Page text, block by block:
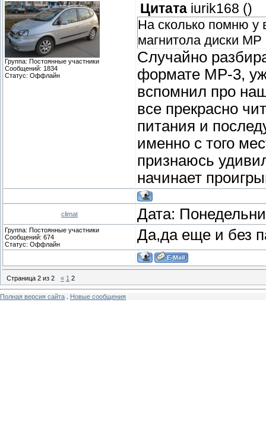
Группа: Постоянные участники
Сообщений: 1834
Статус: Оффлайн
Цитата iurik168 ()
На сколько помню у
магнитола диски МР
Случайно
формате MP-3,
вспомнил про
все прекрасно
питания и
именно с того
признаюсь
начинает
climat Дата:
Группа: Постоянные участники
Сообщений: 674
Статус: Оффлайн
Да,да еще и без
Страница 2 из 2 « 1 2
Полная версия сайта Новые сообщения